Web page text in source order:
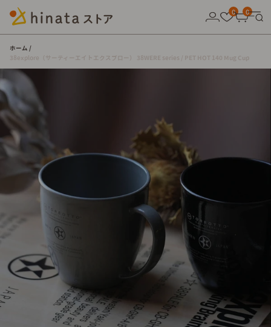
0
0
ホーム
38explore（サーティーエイトエクスプロー） 38WERE series / PET HOT 140 Mug Cup